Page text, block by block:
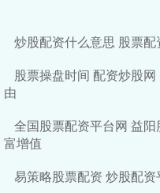
炒股配资什么意思 股票
股票操盘时间 配资炒股
由
全国股票配资平台网 益
富增值
易策略股票配资 炒股配